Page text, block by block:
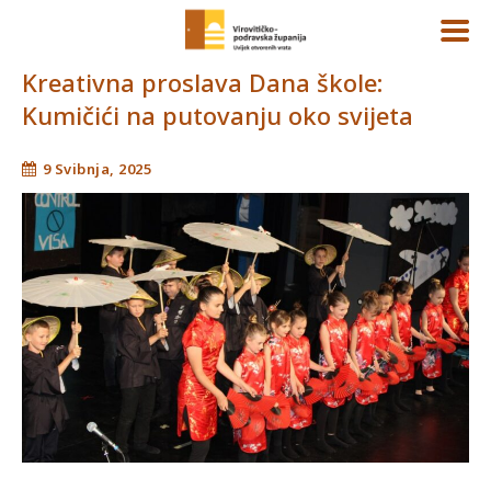
Kreativna proslava Dana škole:
Kumičići na putovanju oko svijeta
9 Svibnja, 2025